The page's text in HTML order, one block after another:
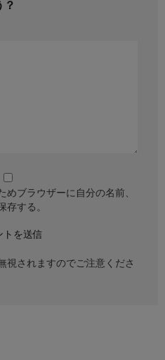
？
ブラウザーに自分の名前、
存する。
視されますのでご注意くださ